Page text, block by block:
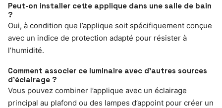
Peut-on installer cette applique dans une salle de bain
?
Oui, à condition que l’applique soit spécifiquement conçue
avec un indice de protection adapté pour résister à
l’humidité.
Comment associer ce luminaire avec d’autres sources
d’éclairage ?
Vous pouvez combiner l’applique avec un éclairage
principal au plafond ou des lampes d’appoint pour créer un